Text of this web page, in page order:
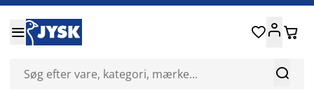


 